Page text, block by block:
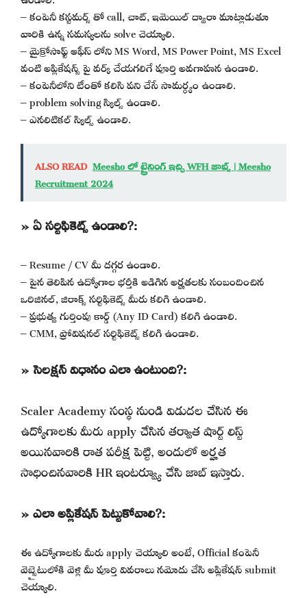
– కంపెనీ కస్టమర్స్ తో call, చాట్, ఇమెయిల్ ద్వారా మాట్లాడుతూ
వారికి ఉన్న సమస్యలను solve చెయ్యాలి.
– మైక్రోసాఫ్ట్ ఆఫీస్ లోని MS Word, MS Power Point, MS Excel
వంటి అప్లికేషన్స్ పై వర్క్ చేయగలిగే పూర్తి అవగాహన ఉండాలి.
– కంపెనీలోని టీంతో కలిసి పని చేసే సామర్ధ్యం ఉండాలి.
– problem solving స్కిల్స్ ఉండాలి.
– ఎనలిటికల్ స్కిల్స్ ఉండాలి.
ALSO READ Meesho లో ట్రైనింగ్ ఇచ్చి WFH జాబ్స్ | Meesho
Recruitment 2024
» ఏ సర్టిఫికెట్స్ ఉండాలి?:
– Resume / CV మీ దగ్గర ఉండాలి.
– పైన తెలిపిన ఉద్యోగాల భర్తీకి అడిగిన అర్హతలకు సంబందించిన
ఒరిజినల్, జిరాక్స్ సర్టిఫికెట్స్ మీరు కలిగి ఉండాలి.
– ప్రభుత్వ గుర్తింపు కార్డ్ (Any ID Card) కలిగి ఉండాలి.
– CMM, ప్రోవిషనల్ సర్టిఫికెట్స్ కలిగి ఉండాలి.
» సెలక్షన్ విధానం ఎలా ఉంటుంది?:
Scaler Academy సంస్థ నుండి విడుదల చేసిన ఈ
ఉద్యోగాలకు మీరు apply చేసిన తర్వాత షార్ట్ లిస్ట్
అయినవారికి రాత పరీక్ష పెట్టి, అందులో అర్హత
సాధించినవారికి HR ఇంటర్వ్యూ చేసి జాబ్ ఇస్తారు.
» ఎలా అప్లికేషన్ పెట్టుకోవాలి?:
ఈ ఉద్యోగాలకు మీరు apply చెయ్యాలి అంటే, Official కంపెనీ
వెబ్సైటులోకి వెళ్లి మీ పూర్తి వివరాలు నమోదు చేసి అప్లికేషన్ submit
చెయ్యాలి.